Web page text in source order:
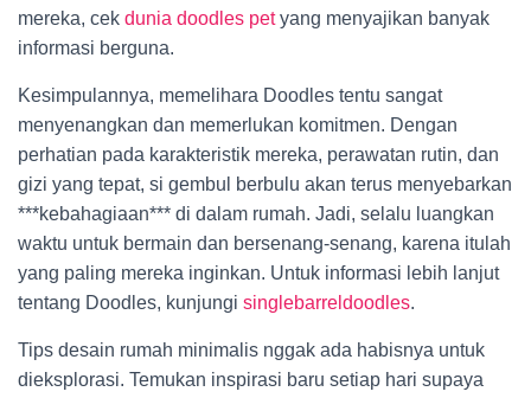
mereka, cek dunia doodles petyang menyajikan banyak
informasi berguna.
Kesimpulannya, memelihara Doodles tentu sangat
menyenangkan dan memerlukan komitmen. Dengan
perhatian pada karakteristik mereka, perawatan rutin, dan
gizi yang tepat, si gembul berbulu akan terus menyebarkan
***kebahagiaan*** di dalam rumah. Jadi, selalu luangkan
waktu untuk bermain dan bersenang-senang, karena itulah
yang paling mereka inginkan. Untuk informasi lebih lanjut
tentang Doodles, kunjungi singlebarreldoodles.
Tips desain rumah minimalis nggak ada habisnya untuk
dieksplorasi. Temukan inspirasi baru setiap hari supaya